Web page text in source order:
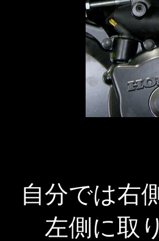
自分では右
左側に取